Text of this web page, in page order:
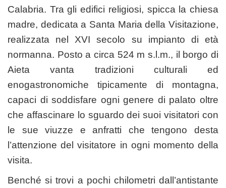
Calabria. Tra gli edifici religiosi, spicca la chiesa
madre, dedicata a Santa Maria della Visitazione,
realizzata nel XVI secolo su impianto di età
normanna. Posto a circa 524 m s.l.m., il borgo di
Aieta vanta tradizioni culturali ed
enogastronomiche tipicamente di montagna,
capaci di soddisfare ogni genere di palato oltre
che affascinare lo sguardo dei suoi visitatori con
le sue viuzze e anfratti che tengono desta
l’attenzione del visitatore in ogni momento della
visita.
Benché si trovi a pochi chilometri dall’antistante